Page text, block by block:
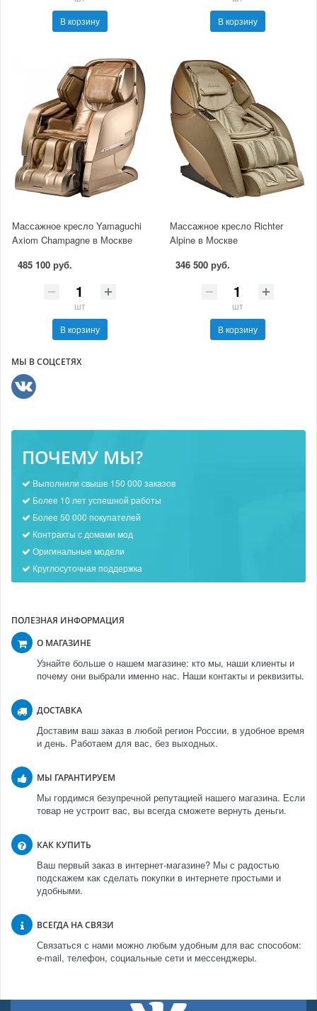
В корзину
В корзину
Массажное кресло Yamaguchi
Axiom Champagne в Москве
485 100 руб.
шт
В корзину
Массажное кресло Richter
Alpine в Москве
346 500 руб.
шт
В корзину
МЫ В СОЦСЕТЯХ
ПОЧЕМУ МЫ?
Выполнили свыше 150 000 заказов
Более 10 лет успешной работы
Более 50 000 покупателей
Контракты с домами мод
Оригинальные модели
Круглосуточная поддержка
ПОЛЕЗНАЯ ИНФОРМАЦИЯ
О МАГАЗИНЕ
Узнайте больше о нашем магазине: кто мы, наши клиенты и
почему они выбрали именно нас. Наши контакты и реквизиты.
ДОСТАВКА
Доставим ваш заказ в любой регион России, в удобное время
и день. Работаем для вас, без выходных.
МЫ ГАРАНТИРУЕМ
Мы гордимся безупречной репутацией нашего магазина. Если
товар не устроит вас, вы всегда сможете вернуть деньги.
КАК КУПИТЬ
Ваш первый заказ в интернет-магазине? Мы с радостью
подскажем как сделать покупки в интернете простыми и
удобными.
ВСЕГДА НА СВЯЗИ
Связаться с нами можно любым удобным для вас способом:
e-mail, телефон, социальные сети и мессенджеры.